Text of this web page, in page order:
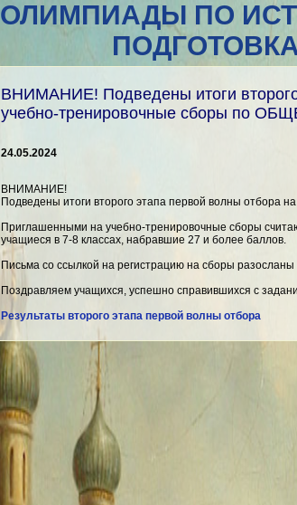
ОЛИМПИАДЫ ПО
ВНИМАНИЕ! Подведены итоги второго
учебно-тренировочные сборы по
24.05.2024
ВНИМАНИЕ!
Подведены итоги второго этапа первой волны
Приглашенными на учебно-тренировочные сборы
учащиеся в 7-8 классах, набравшие 27 и более баллов.
Письма со ссылкой на регистрацию на сборы
Поздравляем учащихся, успешно справившихся с
Результаты второго этапа первой волны отбора